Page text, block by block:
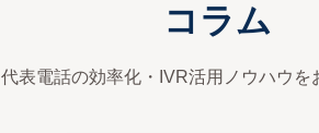
コラム
代表電話の効率化・IVR活用ノウハウを